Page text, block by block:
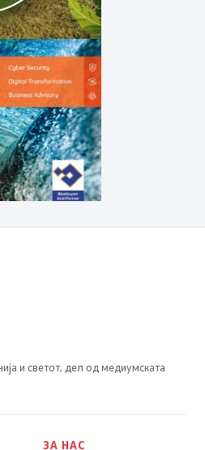
и светот, дел од медиумската
ЗА НАС